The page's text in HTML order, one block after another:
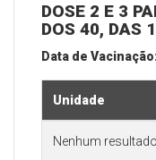
DOSE 2 E 3
DOS 40, DAS
Data de
Unidade
Nenhum